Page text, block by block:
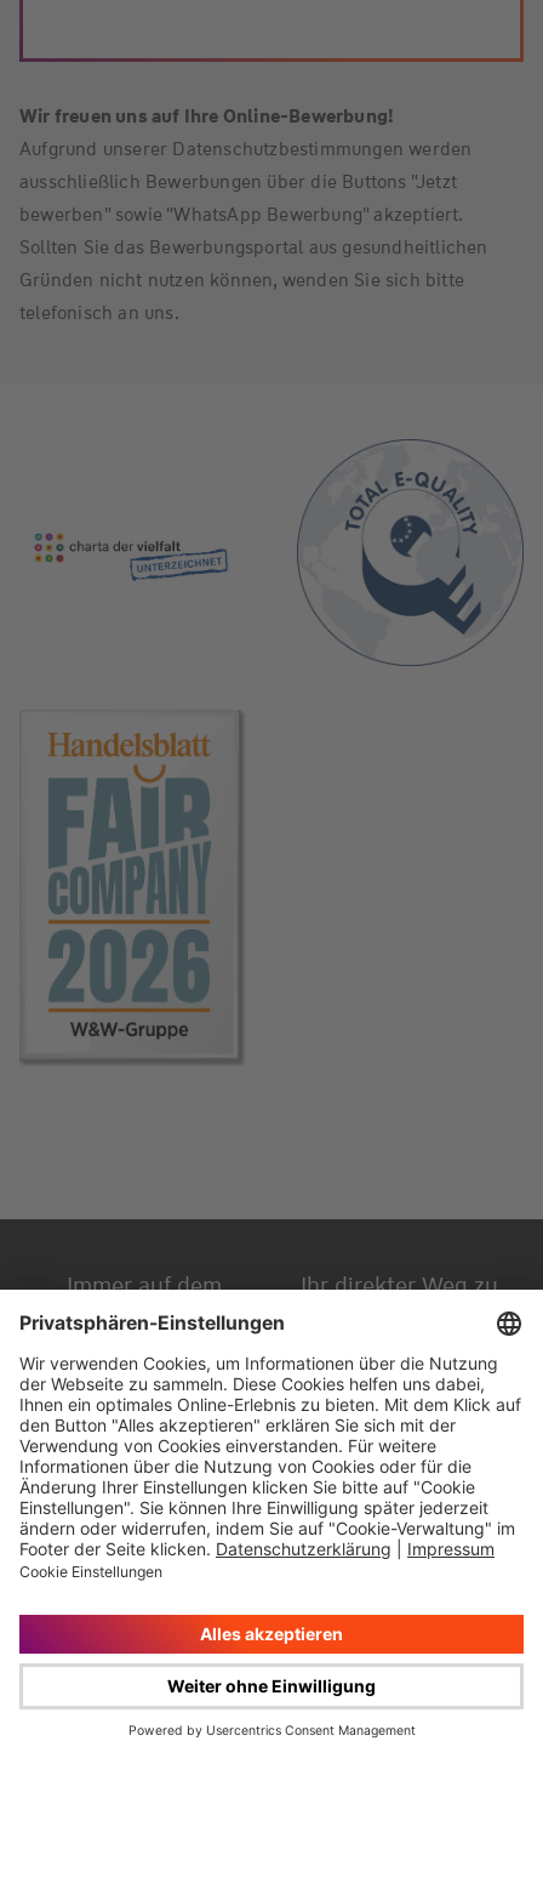
Wir freuen uns auf Ihre Online-Bewerbung!
Aufgrund unserer Datenschutzbestimmungen werden
ausschließlich Bewerbungen über die Buttons "Jetzt
bewerben" sowie "WhatsApp Bewerbung" akzeptiert.
Sollten Sie das Bewerbungsportal aus gesundheitlichen
Gründen nicht nutzen können, wenden Sie sich bitte
telefonisch an uns.
Immer auf dem
Laufenden
Finanzkalender
IR-Newsletter
Ihr direkter Weg zu
Karriere